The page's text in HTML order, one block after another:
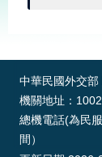
中華民國外交
機關地址：
總機電話(為民
間）